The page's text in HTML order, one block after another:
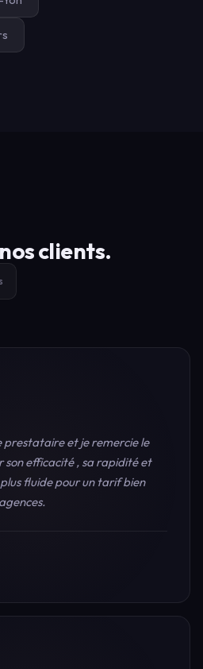
clients.
prestataire et je remercie le
son efficacité , sa rapidité et
plus fluide pour un tarif bien